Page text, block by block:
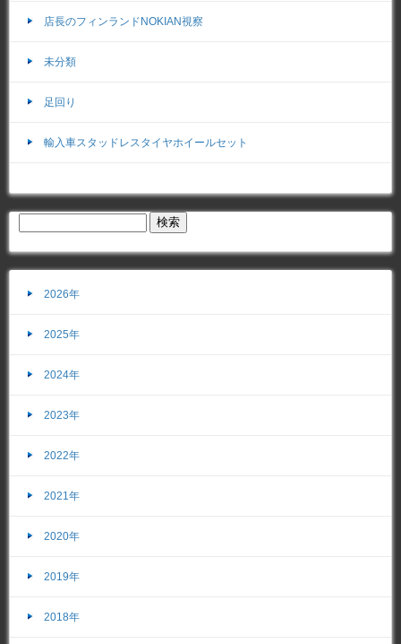
店長のフィンランドNOKIAN視察
未分類
足回り
輸入車スタッドレスタイヤホイールセット
2026年
2025年
2024年
2023年
2022年
2021年
2020年
2019年
2018年